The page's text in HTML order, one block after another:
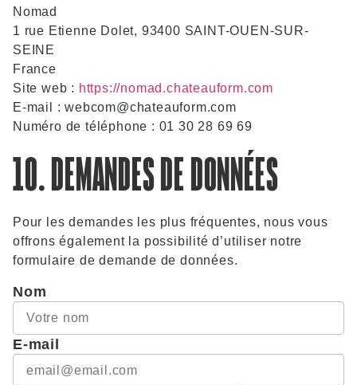
Nomad
1 rue Etienne Dolet, 93400 SAINT-OUEN-SUR-
SEINE
France
Site web : https://nomad.chateauform.com
E-mail :webcom@chateauform.com
Numéro de téléphone : 01 30 28 69 69
10. DEMANDES DE DONNÉES
Pour les demandes les plus fréquentes, nous vous
offrons également la possibilité d’utiliser notre
formulaire de demande de données.
Nom
E-mail